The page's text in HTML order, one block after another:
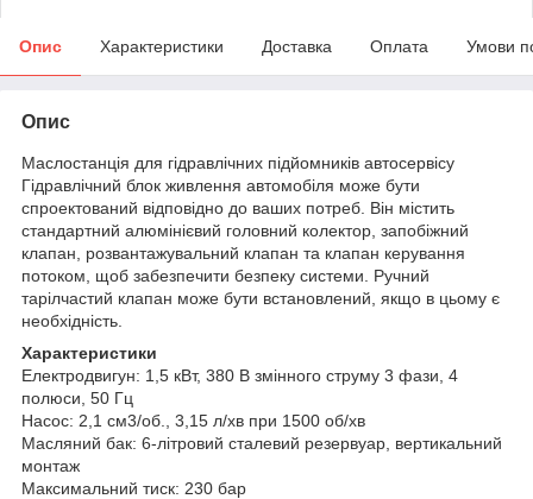
Опис Характеристики Доставка Оплата Умови
Опис
Маслостанція для гідравлічних підйомників автосервісу
Гідравлічний блок живлення автомобіля може бути
спроектований відповідно до ваших потреб. Він містить
стандартний алюмінієвий головний колектор, запобіжний
клапан, розвантажувальний клапан та клапан керування
потоком, щоб забезпечити безпеку системи. Ручний
тарілчастий клапан може бути встановлений, якщо в цьому є
необхідність.
Характеристики
Електродвигун: 1,5 кВт, 380 В змінного струму 3 фази, 4
полюси, 50 Гц
Насос: 2,1 см3/об., 3,15 л/хв при 1500 об/хв
Масляний бак: 6-літровий сталевий резервуар, вертикальний
монтаж
Максимальний тиск: 230 бар